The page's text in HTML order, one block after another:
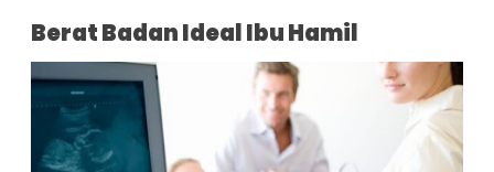
Berat Badan Ideal Ibu Hamil